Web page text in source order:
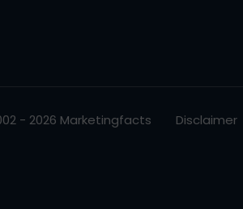
- 2026 Marketingfacts Disclaimer